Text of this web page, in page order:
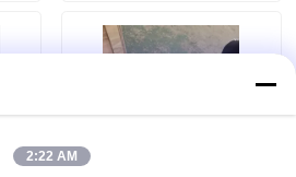
2:22 AM